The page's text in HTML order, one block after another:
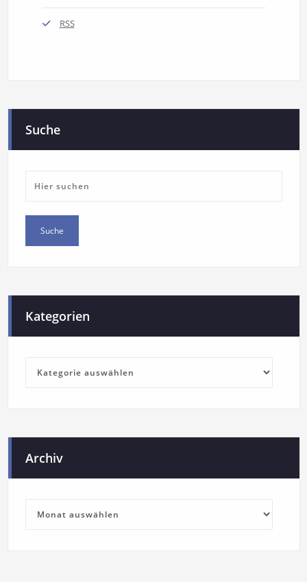
RSS
Suche
Kategorien
Archiv